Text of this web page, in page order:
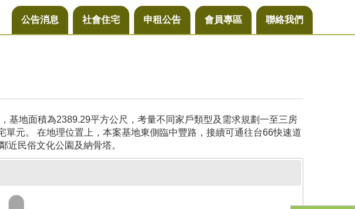
公告消息 社會住宅 申租公告 會員專區 聯絡我們
基地面積為2389.29平方公尺，考量不同家戶類型及需求規劃一至三房
元。 在地理位置上，本案基地東側臨中豐路，接續可通往台66快速道
近民俗文化公園及納骨塔。